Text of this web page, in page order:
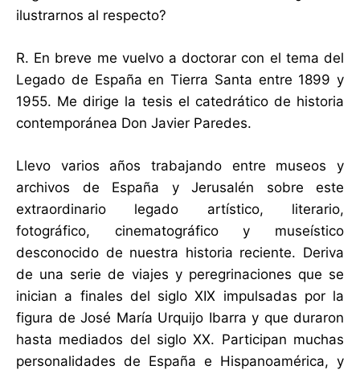
ilustrarnos al respecto?
R. En breve me vuelvo a doctorar con el tema del
Legado de España en Tierra Santa entre 1899 y
1955. Me dirige la tesis el catedrático de historia
contemporánea Don Javier Paredes.
Llevo varios años trabajando entre museos y
archivos de España y Jerusalén sobre este
extraordinario legado artístico, literario,
fotográfico, cinematográfico y museístico
desconocido de nuestra historia reciente. Deriva
de una serie de viajes y peregrinaciones que se
inician a finales del siglo XIX impulsadas por la
figura de José María Urquijo Ibarra y que duraron
hasta mediados del siglo XX. Participan muchas
personalidades de España e Hispanoamérica, y